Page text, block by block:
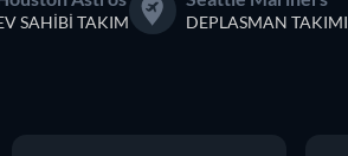
SAHIBI TAKIM DEPLASMAN TAKIMI